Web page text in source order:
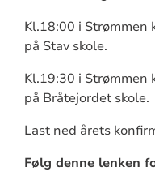
Kl.18:00 i Strømmen
på Stav skole.
Kl.19:30 i Strømmen
på Bråtejordet skole.
Last ned årets
Følg denne lenken